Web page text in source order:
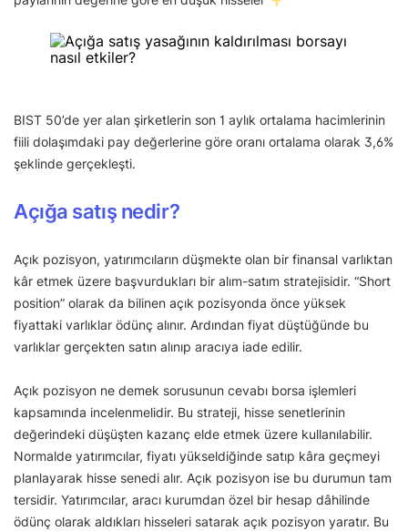
BIST 50’de yer alan şirketlerin son 1 aylık ortalama hacimlerinin
fiili dolaşımdaki pay değerlerine göre oranı ortalama olarak 3,6%
şeklinde gerçekleşti.
Açığa satış nedir?
Açık pozisyon, yatırımcıların düşmekte olan bir finansal varlıktan
kâr etmek üzere başvurdukları bir alım-satım stratejisidir. “Short
position” olarak da bilinen açık pozisyonda önce yüksek
fiyattaki varlıklar ödünç alınır. Ardından fiyat düştüğünde bu
varlıklar gerçekten satın alınıp aracıya iade edilir.
Açık pozisyon ne demek sorusunun cevabı borsa işlemleri
kapsamında incelenmelidir. Bu strateji, hisse senetlerinin
değerindeki düşüşten kazanç elde etmek üzere kullanılabilir.
Normalde yatırımcılar, fiyatı yükseldiğinde satıp kâra geçmeyi
planlayarak hisse senedi alır. Açık pozisyon ise bu durumun tam
tersidir. Yatırımcılar, aracı kurumdan özel bir hesap dâhilinde
ödünç olarak aldıkları hisseleri satarak açık pozisyon yaratır. Bu